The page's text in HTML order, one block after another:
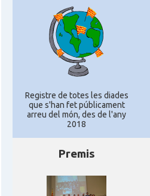
Registre de totes les diades
que s'han fet públicament
arreu del món, des de l'any
2018
Premis